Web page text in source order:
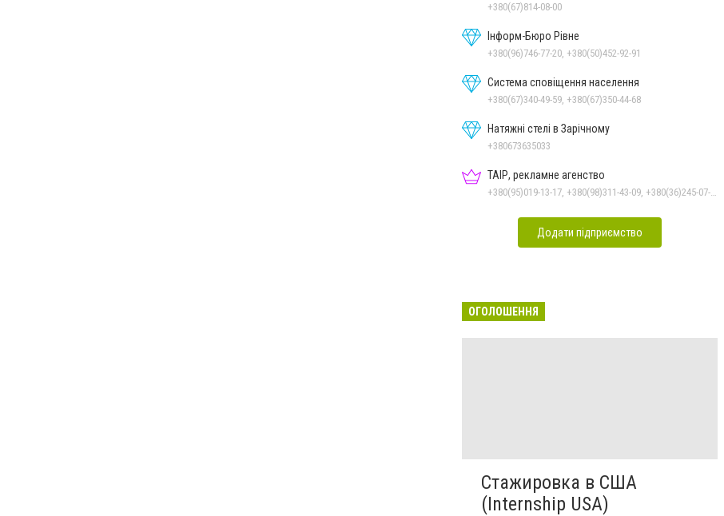
+380(67)814-08-00
Інформ-Бюро Рівне
+380(96)746-77-20, +380(50)452-92-91
Система сповіщення населення
+380(67)340-49-59, +380(67)350-44-68
Натяжні стелі в Зарічному
+380673635033
ТАІР, рекламне агенство
+380(95)019-13-17, +380(98)311-43-09, +380(36)245-07-05
Додати підприємство
ОГОЛОШЕННЯ
Стажировка в США
(Internship USA)